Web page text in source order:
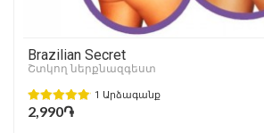
Brazilian Secret
Շտկող ներքնազգեստ
1 Արձագանք
2,990֏